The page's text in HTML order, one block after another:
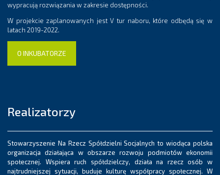
wypracują rozwiązania w zakresie dostępności.
W projekcie zaplanowanych jest V tur naboru, które odbędą się w
latach 2019-2022.
O INKUBATORZE
Realizatorzy
Stowarzyszenie Na Rzecz Spółdzielni Socjalnych to wiodąca polska
organizacja działająca w obszarze rozwoju podmiotów ekonomii
społecznej. Wspiera ruch spółdzielczy, działa na rzecz osób w
najtrudniejszej sytuacji, buduje kulturę współpracy społecznej. W